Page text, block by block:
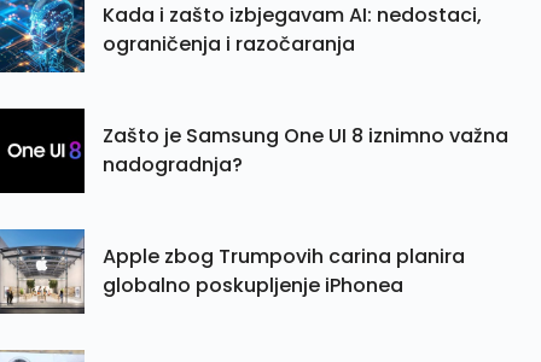
Kada i zašto izbjegavam AI: nedostaci,
ograničenja i razočaranja
Zašto je Samsung One UI 8 iznimno važna
nadogradnja?
Apple zbog Trumpovih carina planira
globalno poskupljenje iPhonea